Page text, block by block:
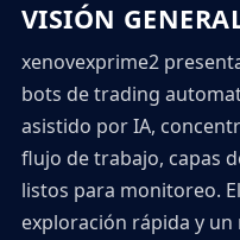
VISIÓN
xenovexprime2
bots de trading
asistido por IA,
flujo de trabajo, capas
listos para monitoreo.
exploración rápida y